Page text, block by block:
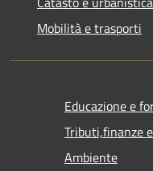
Mobilità e trasporti
Educazione e
Tributi,finanze
Ambiente